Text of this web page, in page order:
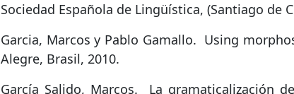
Sociedad Española de Lingüística, (Santiago de
Garcia, Marcos y Pablo Gamallo. Using
Alegre, Brasil, 2010.
García Salido, Marcos.
La gramaticalización